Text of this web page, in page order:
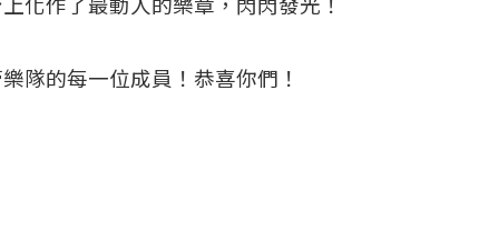
隊的每一位成員！恭喜你們！